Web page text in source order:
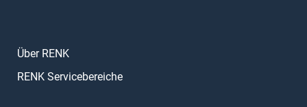
Über RENK
RENK Servicebereiche